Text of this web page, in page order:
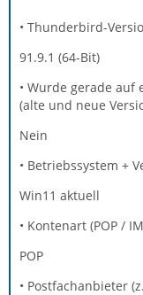
• Thunderbird-
91.9.1 (64-Bit)
• Wurde gerade
(alte und neue
Nein
• Betriebssystem +
Win11 aktuell
• Kontenart (POP /
POP
• Postfachanbieter